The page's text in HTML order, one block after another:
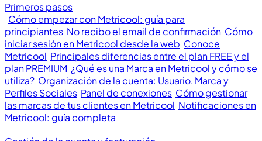
Primeros pasos
Cómo empezar con Metricool: guía para
principiantes No recibo el email de confirmación Cómo
iniciar sesión en Metricool desde la web Conoce
Metricool Principales diferencias entre el plan FREE y el
plan PREMIUM ¿Qué es una Marca en Metricool y cómo se
utiliza? Organización de la cuenta: Usuario, Marca y
Perfiles Sociales Panel de conexiones Cómo gestionar
las marcas de tus clientes en Metricool Notificaciones en
Metricool: guía completa